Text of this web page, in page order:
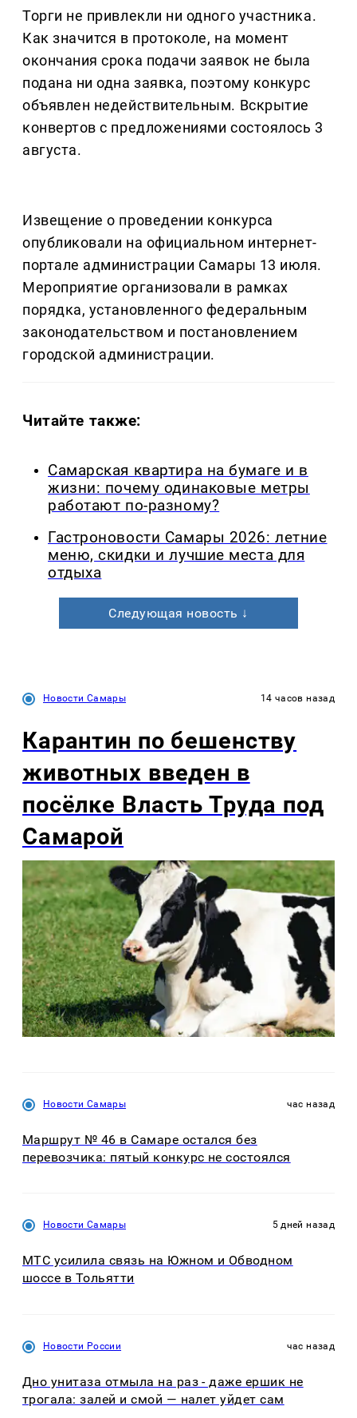
Торги не привлекли ни одного участника.
Как значится в протоколе, на момент
окончания срока подачи заявок не была
подана ни одна заявка, поэтому конкурс
объявлен недействительным. Вскрытие
конвертов с предложениями состоялось 3
августа.
Извещение о проведении конкурса
опубликовали на официальном интернет-
портале администрации Самары 13 июля.
Мероприятие организовали в рамках
порядка, установленного федеральным
законодательством и постановлением
городской администрации.
Читайте также:
Самарская квартира на бумаге и в
жизни: почему одинаковые метры
работают по-разному?
Гастроновости Самары 2026: летние
меню, скидки и лучшие места для
отдыха
Следующая новость ↓
Новости Самары 14 часов назад
Карантин по бешенству
животных введен в
посёлке Власть Труда под
Самарой
Новости Самары час назад
Маршрут № 46 в Самаре остался без
перевозчика: пятый конкурс не состоялся
Новости Самары 5 дней назад
МТС усилила связь на Южном и Обводном
шоссе в Тольятти
Новости России час назад
Дно унитаза отмыла на раз - даже ершик не
трогала: залей и смой — налет уйдет сам